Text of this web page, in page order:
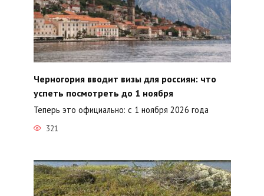
Черногория вводит визы для россиян: что
успеть посмотреть до 1 ноября
Теперь это официально: с 1 ноября 2026 года
321